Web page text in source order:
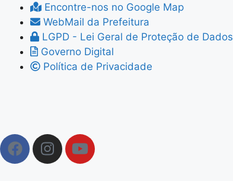
Encontre-nos no Google Map
WebMail da Prefeitura
LGPD - Lei Geral de Proteção de Dados
Governo Digital
Política de Privacidade